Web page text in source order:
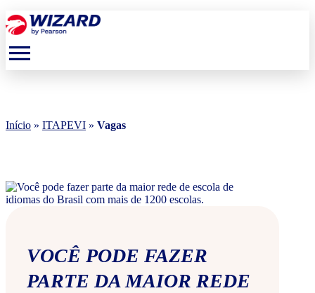
menu
Início » ITAPEVI » Vagas
VOCÊ PODE FAZER
PARTE DA MAIOR REDE